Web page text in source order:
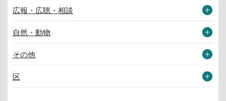
広報・広聴・相談
自然・動物
その他
区